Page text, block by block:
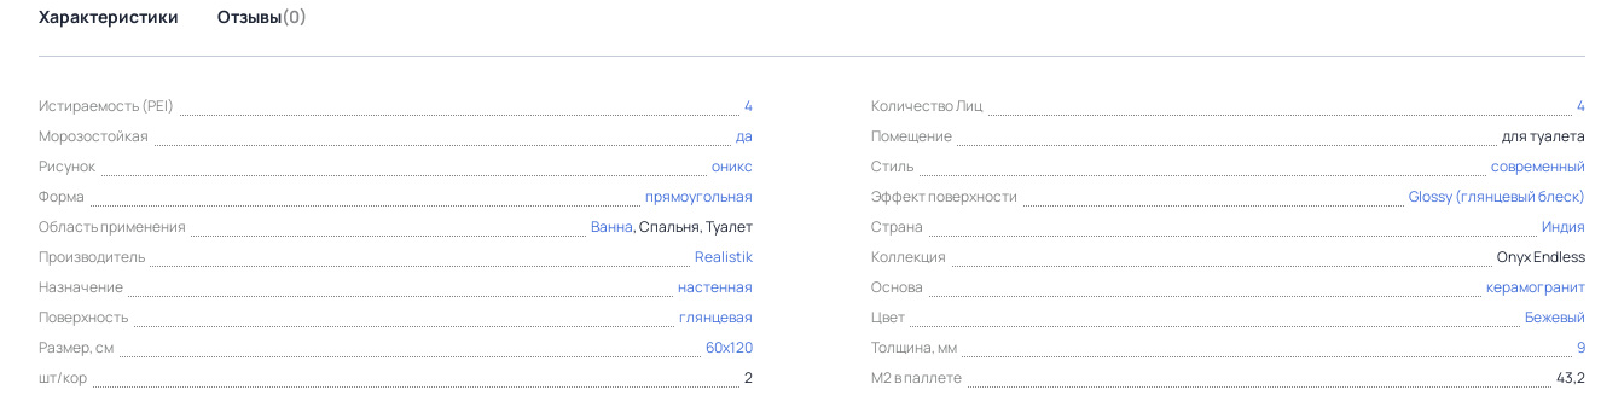
Характеристики Отзывы(0)
Истираемость (PEI) 4 Количество Лиц
4
Морозостойкая
да Помещение
для туалета
Рисунок
оникс Стиль
современный
Форма
прямоугольная Эффект поверхности
Glossy (глянцевый блеск)
Область применения
Ванна, Спальня, Туалет Страна
Индия
Производитель
Realistik Коллекция
Onyx Endless
Назначение
настенная Основа
керамогранит
Поверхность
глянцевая Цвет
Бежевый
Размер, см
60x120 Толщина, мм
9
шт/кор
2 М2 в паллете 43,2